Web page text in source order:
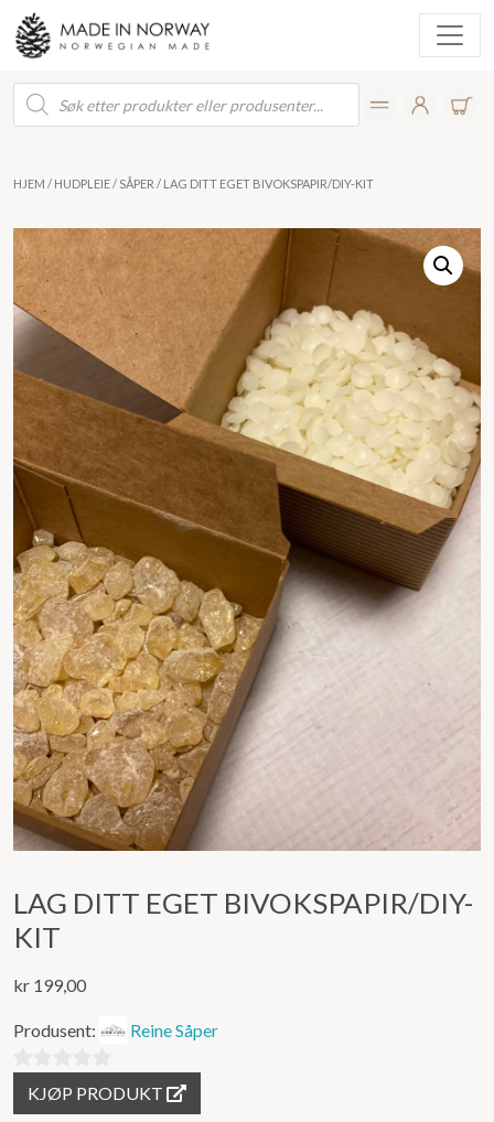
Products
search
HJEM / HUDPLEIE/ SÅPER / LAG DITT EGET BIVOKSPAPIR/DIY-KIT
LAG DITT EGET BIVOKSPAPIR/DIY-
KIT
kr 199,00
Produsent: Reine Såper
ut
KJØP PRODUKT